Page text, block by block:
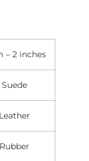
– 2 inches
Suede
Leather
Rubber